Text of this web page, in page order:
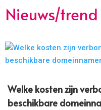
Nieuws/trend
Welke kosten zijn
beschikbare